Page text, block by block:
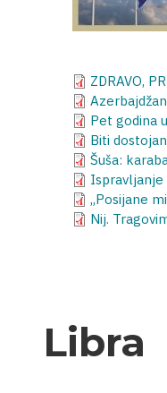
ZDRAVO,
Pet godina
Biti
Šuša:
Ispravljanje
„Posijane
Nij.
Libra